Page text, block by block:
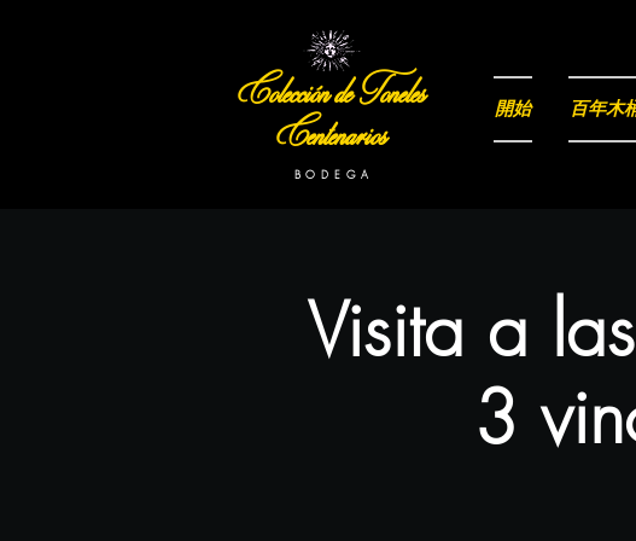
Visita a
3
Colección de Toneles
Centenarios 開始 百年木
B O D E G A